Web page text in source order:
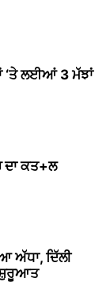
‘ਤੇ ਲਈਆਂ 3 ਮੱਝਾਂ
ਦਾ ਕਤ+ਲ
ਅੱਧਾ, ਦਿੱਲੀ
ਸ਼ੁਰੂਆਤ